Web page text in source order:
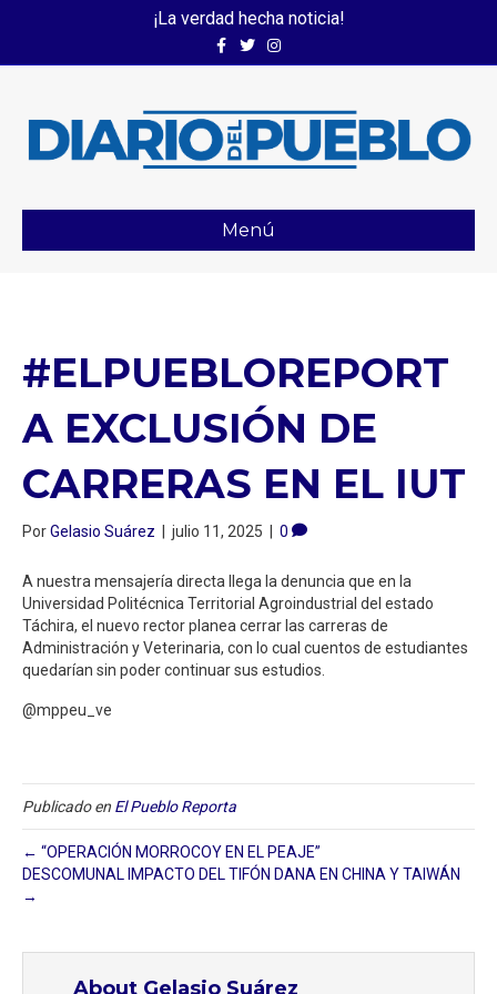
¡La verdad hecha noticia!
FacebookTwitterInstagram
Menú
#ELPUEBLOREPORT
A EXCLUSIÓN DE
CARRERAS EN EL IUT
PorGelasio Suárez | julio 11, 2025 | 0
A nuestra mensajería directa llega la denuncia que en la
Universidad Politécnica Territorial Agroindustrial del estado
Táchira, el nuevo rector planea cerrar las carreras de
Administración y Veterinaria, con lo cual cuentos de estudiantes
quedarían sin poder continuar sus estudios.
@mppeu_ve
Publicado en El Pueblo Reporta
← “OPERACIÓN MORROCOY EN EL PEAJE”
DESCOMUNAL IMPACTO DEL TIFÓN DANA EN CHINA Y TAIWÁN
→
About Gelasio Suárez